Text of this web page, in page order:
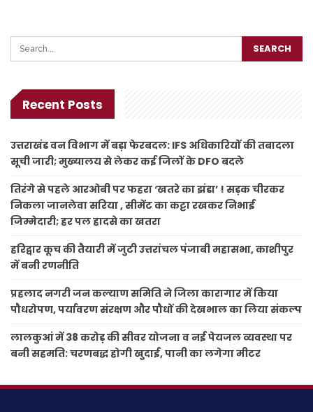
Recent Posts
उत्तराखंड वन विभाग में बड़ा फेरबदल: IFS अधिकारियों की तबादला
सूची जारी; मुख्यालय से लेकर कई जिलों के DFO बदले
तिरंगे से पहले आरओबी पर फहरा ‘खतरे का झंडा’ ! सड़क चीरकर
निकला जानलेवा सरिया , सीमेंट का कट्टा रखकर निभाई
जिम्मेदारी; हर पल हादसे का खतरा
हरिद्वार कूच की तैयारी में जुटी उत्तरांचल पंजाबी महासभा, काशीपुर
में बनी रणनीति
प्रहलाद नगरी जन कल्याण समिति ने जिला कारागार में किया
पौधरोपण, पर्यावरण संरक्षण और पौधों की देखभाल का लिया संकल्प
लालकुआं में 38 करोड़ की सीवर योजना व नई पेयजल व्यवस्था पर
बनी सहमति: चरणबद्ध होगी खुदाई, पानी का लगेगा मीटर